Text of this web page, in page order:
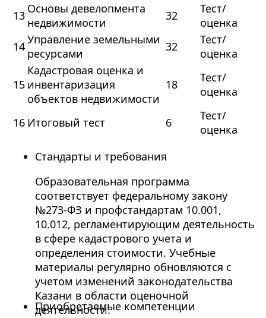
13 Основы девелопмента
недвижимости
32
Тест/
оценка
14Управление земельными
ресурсами
32
Тест/
оценка
15
Кадастровая оценка и
инвентаризация
объектов недвижимости
18
Тест/
оценка
16 Итоговый тест 6
Тест/
оценка
Стандарты и требования
Образовательная программа
соответствует федеральному закону
№273-ФЗ и профстандартам 10.001,
10.012, регламентирующим деятельность
в сфере кадастрового учета и
определения стоимости. Учебные
материалы регулярно обновляются с
учетом изменений законодательства
Казани в области оценочной
деятельности.
Приобретаемые компетенции